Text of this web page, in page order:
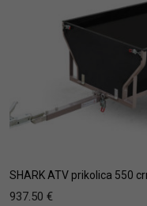
SHARK ATV prikolica 550
937.50 €